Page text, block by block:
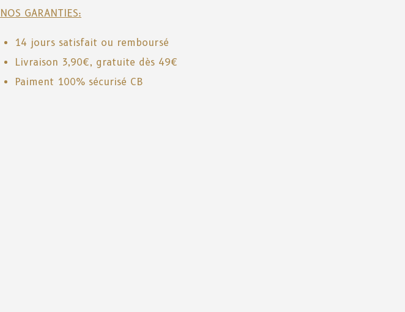
NOS GARANTIES:
14 jours satisfait ou remboursé
Livraison 3,90€, gratuite dès 49€
Paiment 100% sécurisé CB